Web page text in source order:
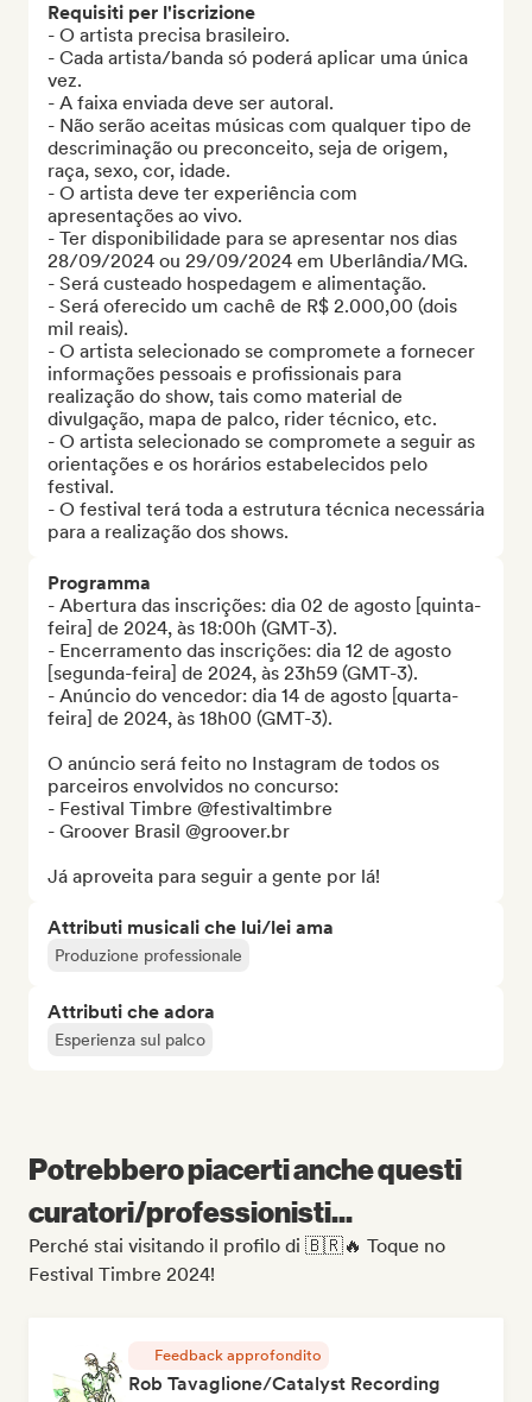
Requisiti per l'iscrizione
- O artista precisa brasileiro.
- Cada artista/banda só poderá aplicar uma única
vez.
- A faixa enviada deve ser autoral.
- Não serão aceitas músicas com qualquer tipo de
descriminação ou preconceito, seja de origem,
raça, sexo, cor, idade.
- O artista deve ter experiência com
apresentações ao vivo.
- Ter disponibilidade para se apresentar nos dias
28/09/2024 ou 29/09/2024 em Uberlândia/MG.
- Será custeado hospedagem e alimentação.
- Será oferecido um cachê de R$ 2.000,00 (dois
mil reais).
- O artista selecionado se compromete a fornecer
informações pessoais e profissionais para
realização do show, tais como material de
divulgação, mapa de palco, rider técnico, etc.
- O artista selecionado se compromete a seguir as
orientações e os horários estabelecidos pelo
festival.
- O festival terá toda a estrutura técnica necessária
para a realização dos shows.
Programma
- Abertura das inscrições: dia 02 de agosto [quinta-
feira] de 2024, às 18:00h (GMT-3).
- Encerramento das inscrições: dia 12 de agosto
[segunda-feira] de 2024, às 23h59 (GMT-3).
- Anúncio do vencedor: dia 14 de agosto [quarta-
feira] de 2024, às 18h00 (GMT-3).
O anúncio será feito no Instagram de todos os
parceiros envolvidos no concurso:
- Festival Timbre @festivaltimbre
- Groover Brasil @groover.br
Já aproveita para seguir a gente por lá!
Attributi musicali che lui/lei ama
Produzione professionale
Attributi che adora
Esperienza sul palco
Potrebbero piacerti anche questi
curatori/professionisti...
Perché stai visitando il profilo di 🇧🇷🔥 Toque no
Festival Timbre 2024!
Feedback approfondito
Rob Tavaglione/Catalyst Recording